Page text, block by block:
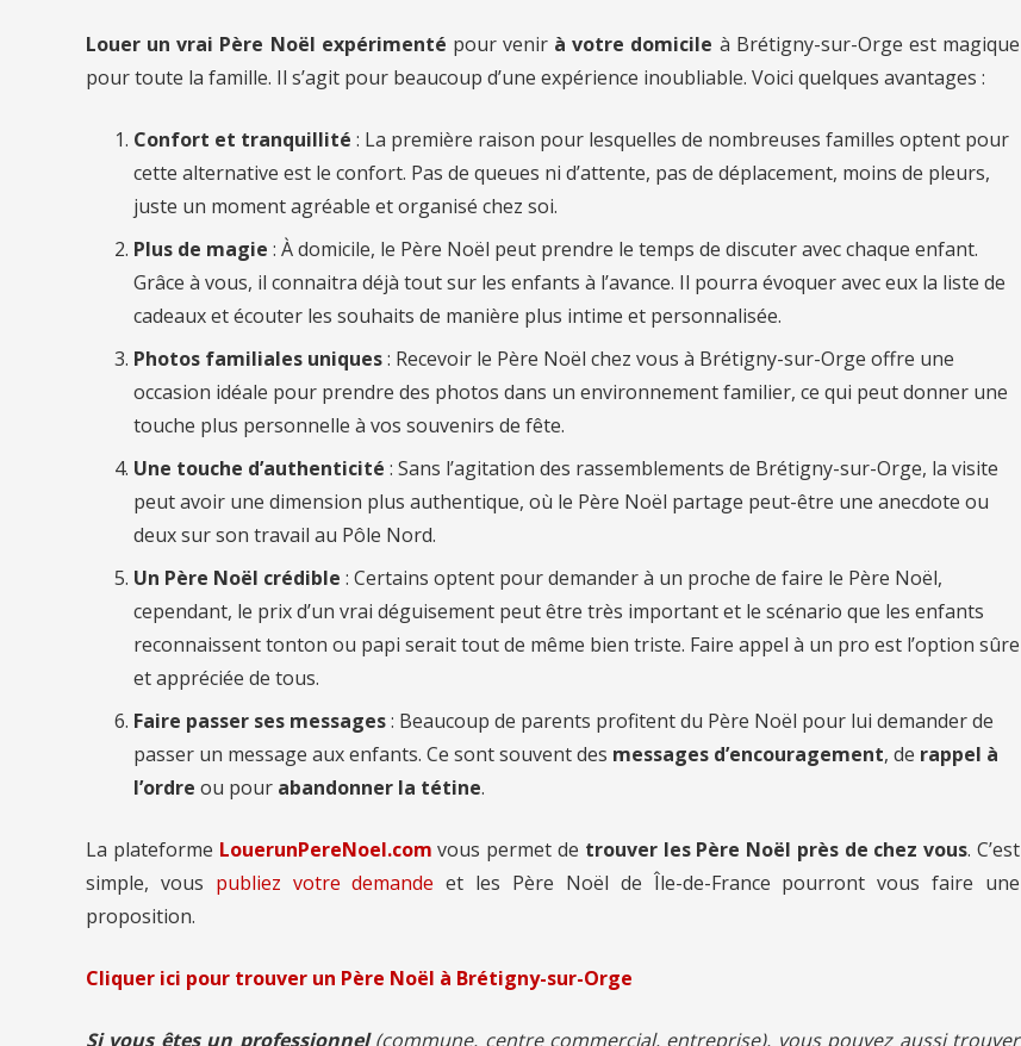
Louer un vrai Père Noël expérimenté pour venir à votre domicile à Brétigny-sur-Orge est magique
pour toute la famille. Il s’agit pour beaucoup d’une expérience inoubliable. Voici quelques avantages :
Confort et tranquillité : La première raison pour lesquelles de nombreuses familles optent pour
cette alternative est le confort. Pas de queues ni d’attente, pas de déplacement, moins de pleurs,
juste un moment agréable et organisé chez soi.
Plus de magie : À domicile, le Père Noël peut prendre le temps de discuter avec chaque enfant.
Grâce à vous, il connaitra déjà tout sur les enfants à l’avance. Il pourra évoquer avec eux la liste de
cadeaux et écouter les souhaits de manière plus intime et personnalisée.
Photos familiales uniques: Recevoir le Père Noël chez vous à Brétigny-sur-Orge offre une
occasion idéale pour prendre des photos dans un environnement familier, ce qui peut donner une
touche plus personnelle à vos souvenirs de fête.
Une touche d’authenticité : Sans l’agitation des rassemblements de Brétigny-sur-Orge, la visite
peut avoir une dimension plus authentique, où le Père Noël partage peut-être une anecdote ou
deux sur son travail au Pôle Nord.
Un Père Noël crédible : Certains optent pour demander à un proche de faire le Père Noël,
cependant, le prix d’un vrai déguisement peut être très important et le scénario que les enfants
reconnaissent tonton ou papi serait tout de même bien triste. Faire appel à un pro est l’option sûre
et appréciée de tous.
Faire passer ses messages: Beaucoup de parents profitent du Père Noël pour lui demander de
passer un message aux enfants. Ce sont souvent des messages d’encouragement, de rappel à
l’ordre ou pour abandonner la tétine.
La plateforme LouerunPereNoel.com vous permet de trouver les Père Noël près de chez vous. C’est
simple, vous publiez votre demande et les Père Noël de Île-de-France pourront vous faire une
proposition.
Cliquer ici pour trouver un Père Noël à Brétigny-sur-Orge
Si vous êtes un professionnel(commune, centre commercial, entreprise), vous pouvez aussi trouver